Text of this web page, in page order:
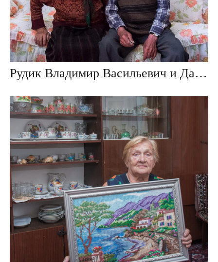
Рудик Владимир Васильевич и Данута Ивановна, дер. Ивезь, Беларусь